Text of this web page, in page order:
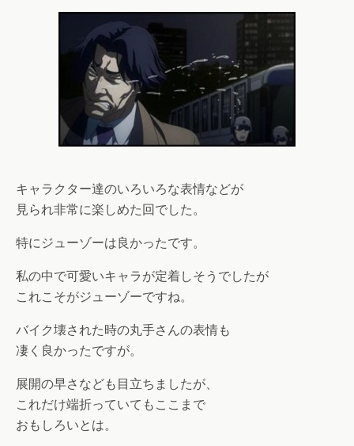
キャラクター達のいろいろな表情などが
見られ非常に楽しめた回でした。
特にジューゾーは良かったです。
私の中で可愛いキャラが定着しそうでしたが
これこそがジューゾーですね。
バイク壊された時の丸手さんの表情も
凄く良かったですが。
展開の早さなども目立ちましたが、
これだけ端折っていてもここまで
おもしろいとは。